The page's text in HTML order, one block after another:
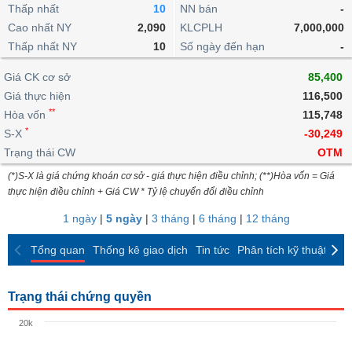
lỗ
dịch
nội
Niên
giám
Tài
liệu
cổ
Định
giá
ngoài
doanh
Top
cổ
phiếu
ngành
giao
dịch
dịch
Chứng
quyền
quan
Thống
giao
dịch
Thống
giao
dịch
Tin
tức
Phân
tích
kỹ
thuật
trực
tuyến
Bộ
lọc
cổ
So
sánh
Báo
cáo
Vĩ
mô
lai
Chứng
quyền
Trái
phiếu
IR
Awards
tạo
Dịch
vụ
Thấp nhất
10
Cao nhất NY
2,090
Thấp nhất NY
10
NN bán
-
KLCPLH
7,000,000
Số ngày đến hạn
-
Giá CK cơ sở
85,400
Giá thực hiện
116,500
Hòa vốn **
115,748
S-X *
-30,249
Trạng thái CW
OTM
(*)S-X là giá chứng khoán cơ sở - giá thực hiện điều chỉnh; (**)Hòa vốn = Giá
thực hiện điều chỉnh + Giá CW * Tỷ lệ chuyển đổi điều chỉnh
1 ngày| 5 ngày| 3 tháng | 6 tháng | 12 tháng
Tổng quan Thống kê giao dịch Tin tức Phân tích kỹ thuật
Trạng thái chứng quyền
20k
BẤT
ĐỘNG
SẢN
TÀI
CHÍNH
HÀNG
KINH